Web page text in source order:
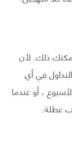
ذلك. لأن
التداول في أي
، أو عندما
عطلة.